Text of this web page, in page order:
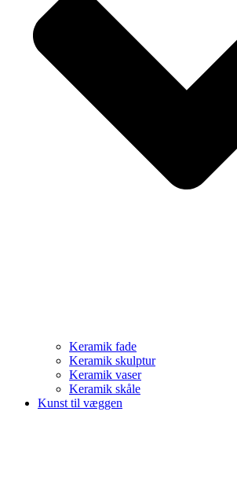
Keramik fade
Keramik skulptur
Keramik vaser
Keramik skåle
Kunst til væggen